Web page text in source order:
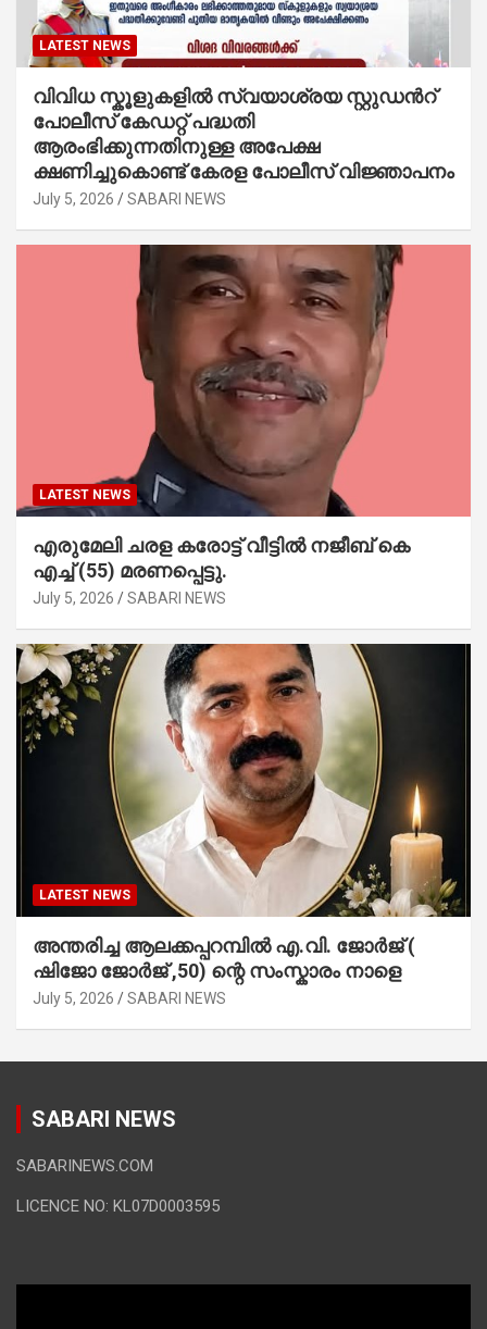
LATEST NEWS
വിവിധ സ്കൂളുകളില്‍ സ്വയാശ്രയ സ്റ്റുഡന്‍റ്
പോലീസ് കേഡറ്റ് പദ്ധതി
ആരംഭിക്കുന്നതിനുള്ള അപേക്ഷ
ക്ഷണിച്ചുകൊണ്ട് കേരള പോലീസ് വിജ്ഞാപനം
July 5, 2026 SABARI NEWS
LATEST NEWS
എരുമേലി ചരള കരോട്ട് വീട്ടിൽ നജീബ് കെ
എച്ച് (55) മരണപ്പെട്ടു.
July 5, 2026 SABARI NEWS
LATEST NEWS
അന്തരിച്ച ആ​ല​ക്ക​പ്പ​റമ്പിൽ​ എ.​വി. ജോ​ർ​ജ് (
ഷിജോ ജോർജ് ,50) ന്റെ സംസ്കാരം നാളെ
July 5, 2026 SABARI NEWS
SABARI NEWS
SABARINEWS.COM
LICENCE NO: KL07D0003595